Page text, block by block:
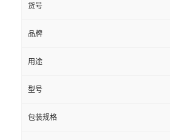
货号
品牌
用途
型号
包装规格